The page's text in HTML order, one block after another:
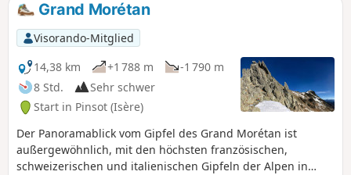
Grand Morétan
Visorando-Mitglied
14,38 km
+1 788 m
-1 790 m
8 Std.
Sehr schwer
Start in Pinsot (Isère)
Der Panoramablick vom Gipfel des Grand Morétan ist
außergewöhnlich, mit den höchsten französischen,
schweizerischen und italienischen Gipfeln der Alpen in